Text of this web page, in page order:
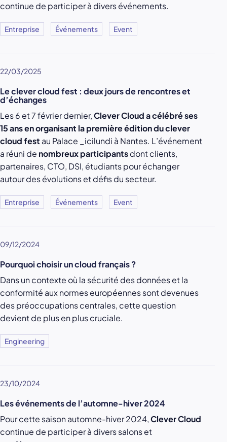
continue de participer à divers événements.
Entreprise Événements Event
22/03/2025
Le clever cloud fest : deux jours de rencontres et
d’échanges
Les 6 et 7 février dernier,Clever Cloud a célébré ses
15 ans en organisant la première édition du clever
cloud fest au Palace _icilundi à Nantes. L’événement
a réuni de nombreux participantsdont clients,
partenaires, CTO, DSI, étudiants pour échanger
autour des évolutions et défis du secteur.
Entreprise Événements Event
09/12/2024
Pourquoi choisir un cloud français ?
Dans un contexte où la sécurité des données et la
conformité aux normes européennes sont devenues
des préoccupations centrales, cette question
devient de plus en plus cruciale.
Engineering
23/10/2024
Les événements de l’automne-hiver 2024
Pour cette saison automne-hiver 2024,Clever Cloud
continue de participer à divers salons et